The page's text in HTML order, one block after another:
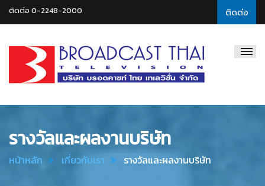
ติดต่อ
ติดต่อ 0-2248-2000
Thai
รางวัลและผลงานบริษัท
หน้าหลัก เกี่ยวกับเรา รางวัลและผลงานบริษัท